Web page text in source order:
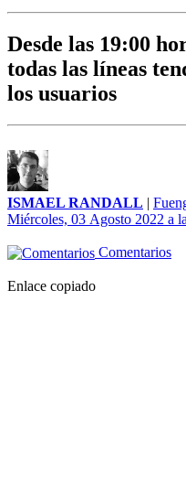
Desde las 19:00
todas las líneas
los usuarios
ISMAEL RANDALL |
Miércoles, 03 Agosto 2022 a
Comentarios
Enlace copiado